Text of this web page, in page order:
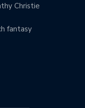
Christie
fantasy